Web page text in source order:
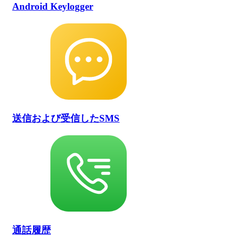
Android Keylogger
送信および受信したSMS
通話履歴